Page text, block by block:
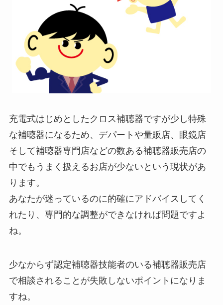
充電式はじめとしたクロス補聴器ですが少し特殊
な補聴器になるため、デパートや量販店、眼鏡店
そして補聴器専門店などの数ある補聴器販売店の
中でもうまく扱えるお店が少ないという現状があ
ります。
あなたが迷っているのに的確にアドバイスしてく
れたり、専門的な調整ができなければ問題ですよ
ね。
少なからず認定補聴器技能者のいる補聴器販売店
で相談されることが失敗しないポイントになりま
すね。